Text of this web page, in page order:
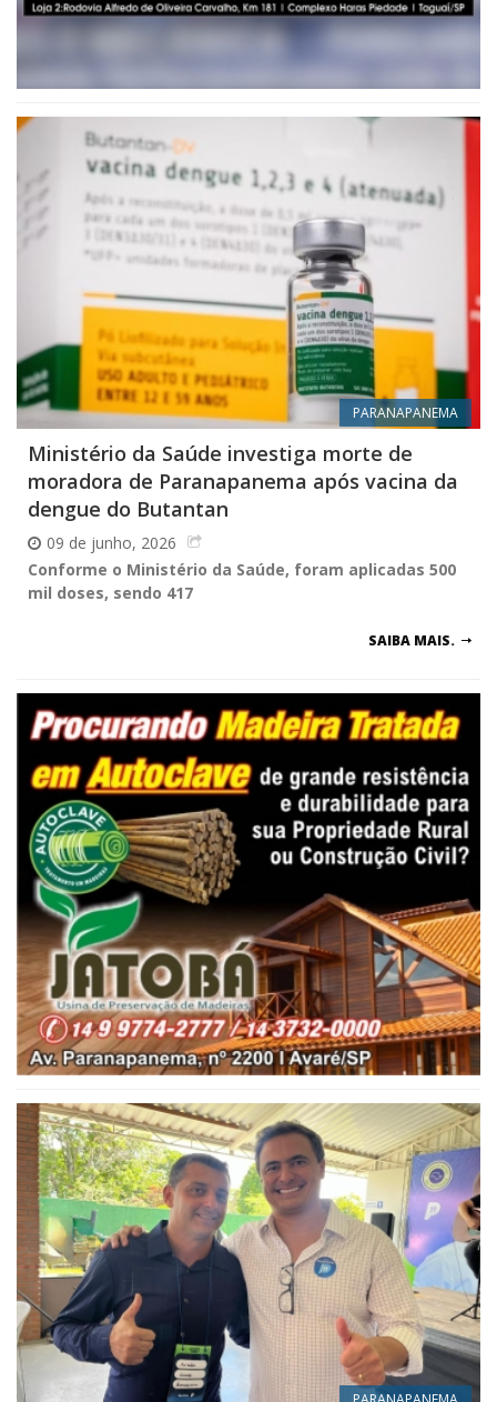
PARANAPANEMA
Ministério da Saúde investiga morte de
moradora de Paranapanema após vacina da
dengue do Butantan
09 de junho, 2026
Conforme o Ministério da Saúde, foram aplicadas 500
mil doses, sendo 417
SAIBA MAIS.